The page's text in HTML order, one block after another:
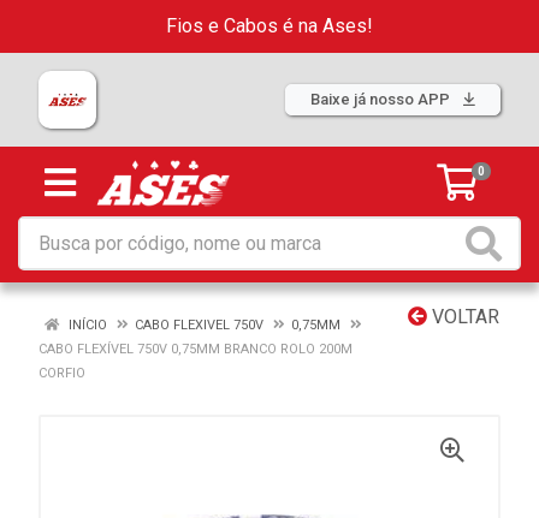
Fios e Cabos é na Ases!
Baixe já nosso APP
0
VOLTAR
INÍCIO CABO FLEXIVEL 750V
0,75MM
CABO FLEXÍVEL 750V 0,75MM BRANCO ROLO 200M
CORFIO